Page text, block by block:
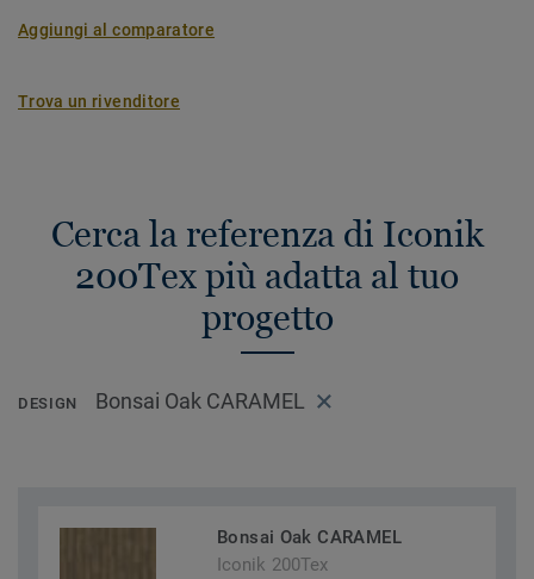
Aggiungi al comparatore
Trova un rivenditore
Cerca la referenza di Iconik
200Tex più adatta al tuo
progetto
DESIGN Bonsai Oak CARAMEL
Bonsai Oak CARAMEL
Iconik 200Tex